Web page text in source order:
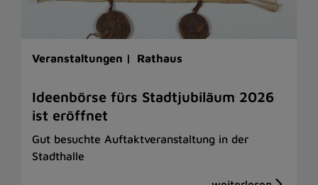
Veranstaltungen | Rathaus
Ideenbörse fürs Stadtjubiläum 2026
ist eröffnet
Gut besuchte Auftaktveranstaltung in der
Stadthalle